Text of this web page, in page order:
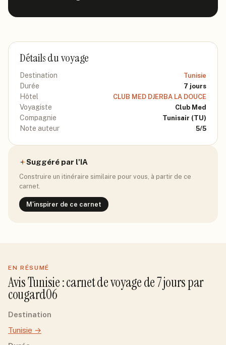
Détails du voyage
Destination Tunisie
Durée 7 jours
Hôtel CLUB MED DJERBA LA DOUCE
Voyagiste Club Med
Compagnie Tunisair (TU)
Note auteur 5/5
Suggéré par l'IA
Construire un itinéraire similaire pour vous, à partir de ce
carnet.
M'inspirer de ce carnet
EN RÉSUMÉ
AvisTunisie: carnet de voyage de7jourspar
cougard06
Destination
Tunisie →